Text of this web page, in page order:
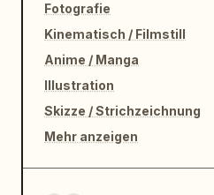
Fotografie
Kinematisch / Filmstill
Anime / Manga
Illustration
Skizze / Strichzeichnung
Mehr anzeigen